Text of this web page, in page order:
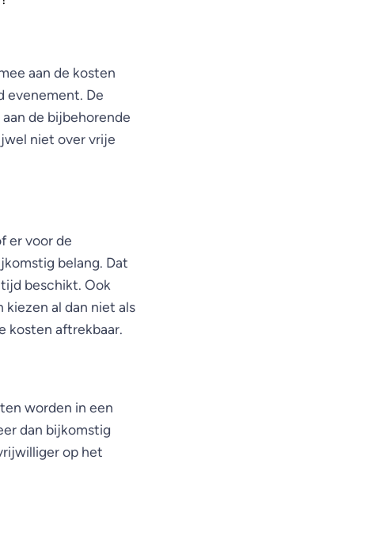
aan de kosten
evenement. De
de bijbehorende
niet over vrije
er voor de
belang. Dat
beschikt. Ook
al dan niet als
kosten aftrekbaar.
worden in een
dan bijkomstig
op het